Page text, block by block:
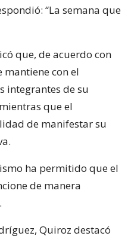
“La semana que
que, de acuerdo con
con el
integrantes de su
que el
de manifestar su
ha permitido que el
de manera
Quiroz destacó